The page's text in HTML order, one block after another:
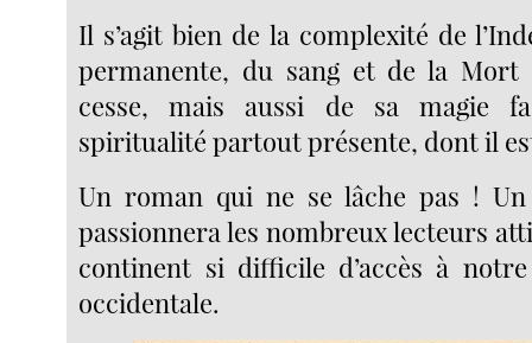
Il s’agit bien de la complexité de
permanente, du sang et de la Mort
cesse, mais aussi de sa magie
spiritualité partout présente, dont il
Un roman qui ne se lâche pas !
passionnera les nombreux lecteurs
continent si difficile d’accès à
occidentale.